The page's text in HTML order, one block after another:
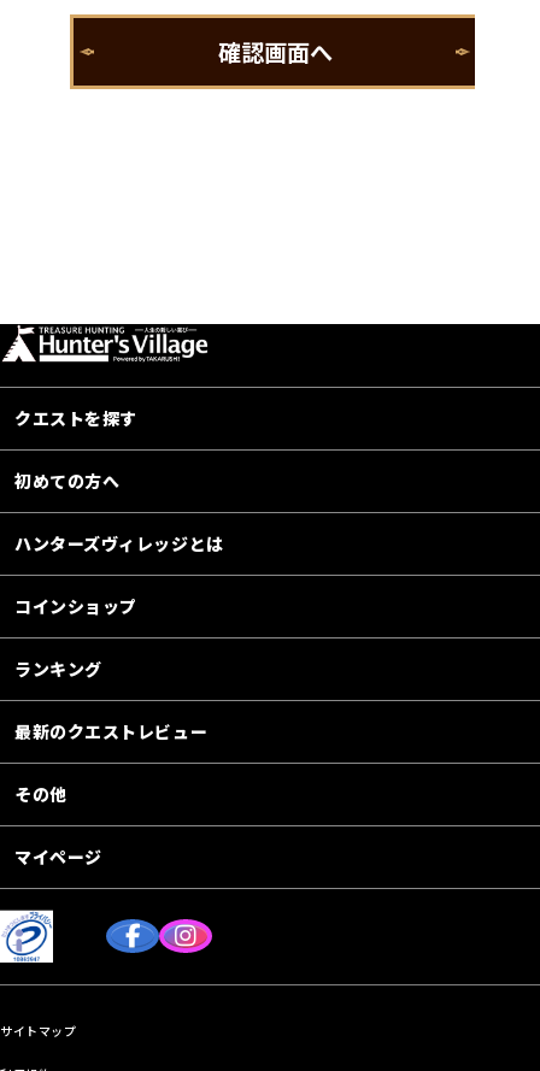
クエストを探す
初めての方へ
ハンターズヴィレッジとは
コインショップ
ランキング
最新のクエストレビュー
その他
マイページ
サイトマップ